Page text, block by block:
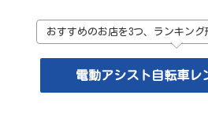
おすすめのお店を3つ、ランキング
電動アシスト自転車レ